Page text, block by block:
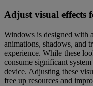
Adjust visual effects
Windows is designed with
animations, shadows, and
experience. While these
consume significant
device. Adjusting these
free up resources and